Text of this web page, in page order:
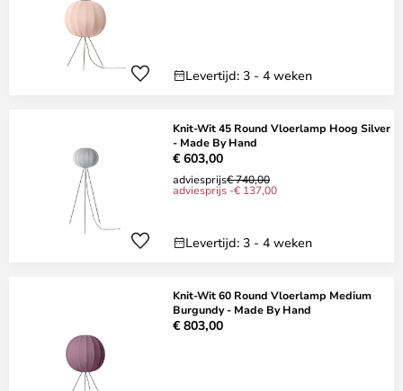
Levertijd: 3 - 4 weken
Knit-Wit 45 Round Vloerlamp Hoog Silver
- Made By Hand
€ 603,00
adviesprijs€ 740,00
adviesprijs -€ 137,00
Levertijd: 3 - 4 weken
Knit-Wit 60 Round Vloerlamp Medium
Burgundy - Made By Hand
€ 803,00